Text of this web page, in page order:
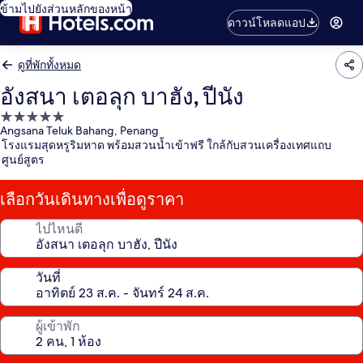
ข้ามไปยังส่วนหลักของหน้า
ดาวน์โหลดแอป
ดูที่พักทั้งหมด
อังสนา เตอลุก บาฮัง, ปีนัง
ที่พัก
5.0
ดาว
Angsana Teluk Bahang, Penang
โรงแรมสุดหรูริมหาด พร้อมสวนน้ำเข้าฟรี ใกล้กับสวนเครื่องเทศแถบ
ศูนย์สูตร
เลือกวันเดินทางเพื่อดูราคา
ไปไหนดี
วันที่
ผู้เข้าพัก